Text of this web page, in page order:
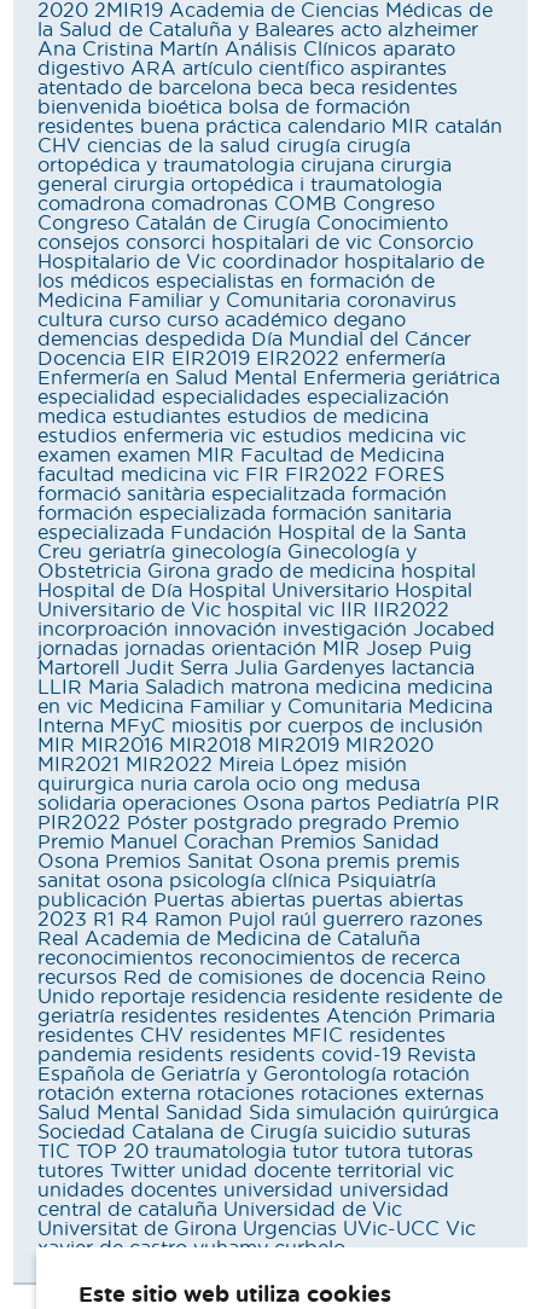
2020 2MIR19 Academia de Ciencias Médicas de
la Salud de Cataluña y Baleares acto alzheimer
Ana Cristina Martín Análisis Clínicos aparato
digestivo ARA artículo científico aspirantes
atentado de barcelona beca beca residentes
bienvenida bioética bolsa de formación
residentes buena práctica calendario MIR catalán
CHV ciencias de la salud cirugía cirugía
ortopédica y traumatologia cirujana cirurgia
general
cirurgia ortopédica i traumatologia
comadrona comadronas COMB Congreso
Congreso Catalán de Cirugía Conocimiento
consejos consorci hospitalari de vic Consorcio
Hospitalario de Vic coordinador hospitalario de
los médicos especialistas en formación de
Medicina Familiar y Comunitaria coronavirus
cultura curso curso académico degano
demencias despedida Día Mundial del Cáncer
Docencia EIR EIR2019 EIR2022 enfermería
Enfermería en Salud Mental
Enfermeria geriátrica
especialidad especialidades especialización
medica estudiantes estudios de medicina
estudios enfermeria vic estudios medicina vic
examen examen MIR Facultad de Medicina
facultad medicina vic FIR FIR2022 FORES
formació sanitària especialitzada formación
formación especializada formación sanitaria
especializada Fundación Hospital de la Santa
Creu geriatría ginecología Ginecología y
Obstetricia Girona grado de medicina hospital
Hospital de Día Hospital Universitario Hospital
Universitario de Vic hospital vic IIR
IIR2022
incorproación innovación investigación Jocabed
jornadas jornadas orientación MIR Josep Puig
Martorell
Judit Serra Julia Gardenyes
lactancia
LLIR Maria Saladich matrona medicina medicina
en vic Medicina Familiar y Comunitaria Medicina
Interna MFyC miositis por cuerpos de inclusión
MIR MIR2016 MIR2018 MIR2019 MIR2020
MIR2021
MIR2022 Mireia López misión
quirurgica nuria carola ocio ong medusa
solidaria operaciones Osona partos Pediatría PIR
PIR2022 Póster postgrado pregrado Premio
Premio Manuel Corachan Premios Sanidad
Osona Premios Sanitat Osona premis premis
sanitat osona psicología clínica Psiquiatría
publicación Puertas abiertas puertas abiertas
2023 R1 R4 Ramon Pujol raúl guerrero razones
Real Academia de Medicina de Cataluña
reconocimientos reconocimientos de recerca
recursos Red de comisiones de docencia Reino
Unido reportaje residencia residente residente de
geriatría residentes residentes Atención Primaria
residentes CHV residentes MFIC residentes
pandemia residents residents covid-19 Revista
Española de Geriatría y Gerontología rotación
rotación externa rotaciones rotaciones externas
Salud Mental
Sanidad Sida simulación quirúrgica
Sociedad Catalana de Cirugía suicidio suturas
TIC TOP 20 traumatologia tutor tutora tutoras
tutores Twitter unidad docente territorial vic
unidades docentes universidad universidad
central de cataluña Universidad de Vic
Universitat de Girona Urgencias UVic-UCC Vic
xavier de castro yuhamy curbelo
Este sitio web utiliza cookies